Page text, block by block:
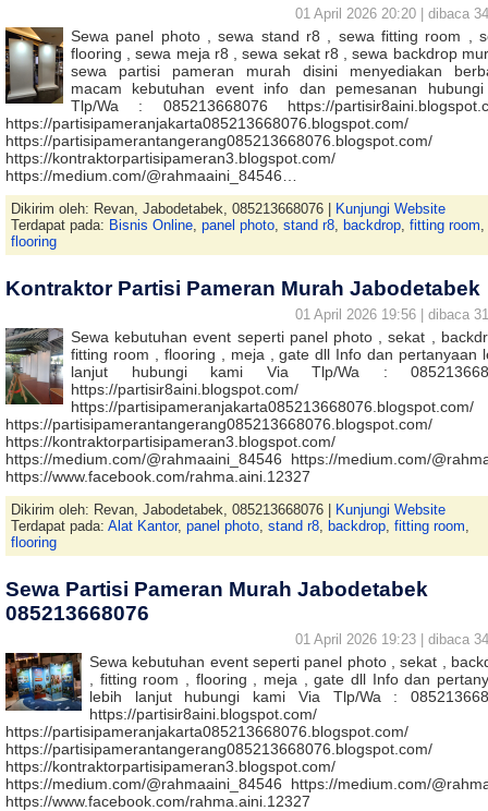
01 April 2026 20:20 | dibaca
Sewa panel photo , sewa stand r8 , sewa fitting room ,
flooring , sewa meja r8 , sewa sekat r8 , sewa backdrop
sewa partisi pameran murah disini menyediakan
macam kebutuhan event info dan pemesanan
Tlp/Wa : 085213668076 https://
https://partisipameranjakarta085213668076.blogspot.com/
https://partisipamerantangerang085213668076.blogspot.com/
https://kontraktorpartisipameran3.blogspot.com/
https://medium.com/@rahmaaini_84546…
Dikirim oleh: Revan, Jabodetabek, 085213668076 |
Kunjungi Website
Terdapat pada: Bisnis Online, panel photo, stand r8, backdrop, fitting room,
flooring
Kontraktor Partisi Pameran Murah Jabodetabek
01 April 2026 19:56 | dibaca
Sewa kebutuhan event seperti panel photo , sekat ,
fitting room , flooring , meja , gate dll Info dan pertanyaan
lanjut hubungi kami Via Tlp/Wa :
https://partisir8aini.blogspot.com/
https://partisipameranjakarta085213668076.blogspot.com/
https://partisipamerantangerang085213668076.blogspot.com/
https://kontraktorpartisipameran3.blogspot.com/
https://medium.com/@rahmaaini_84546 https://medium.com/
https://www.facebook.com/rahma.aini.12327
Dikirim oleh: Revan, Jabodetabek, 085213668076 |
Kunjungi Website
Terdapat pada: Alat Kantor, panel photo, stand r8, backdrop, fitting room,
flooring
Sewa Partisi Pameran Murah Jabodetabek
085213668076
01 April 2026 19:23 | dibaca
Sewa kebutuhan event seperti panel photo , sekat ,
, fitting room , flooring , meja , gate dll Info dan
lebih lanjut hubungi kami Via Tlp/Wa :
https://partisir8aini.blogspot.com/
https://partisipameranjakarta085213668076.blogspot.com/
https://partisipamerantangerang085213668076.blogspot.com/
https://kontraktorpartisipameran3.blogspot.com/
https://medium.com/@rahmaaini_84546 https://medium.com/
https://www.facebook.com/rahma.aini.12327